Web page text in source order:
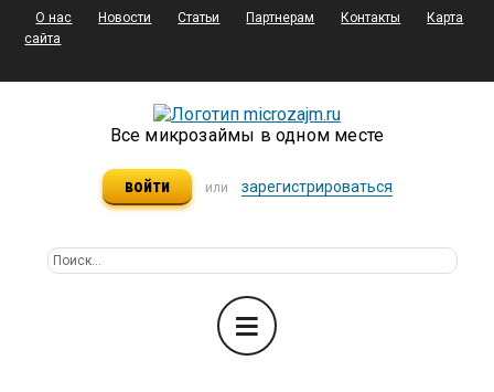
О нас Новости Статьи Партнерам Контакты
Карта
сайта
Все микрозаймы в одном месте
войти или зарегистрироваться